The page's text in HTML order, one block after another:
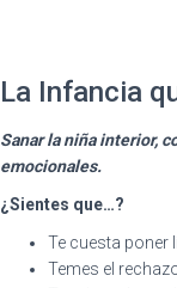
La Infancia
Sanar la niña interior,
emocionales.
¿Sientes que…?
Te cuesta poner
Temes el